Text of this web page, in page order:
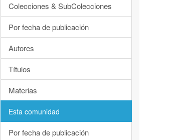
Colecciones & SubColecciones
Por fecha de publicación
Autores
Títulos
Materias
Esta comunidad
Por fecha de publicación